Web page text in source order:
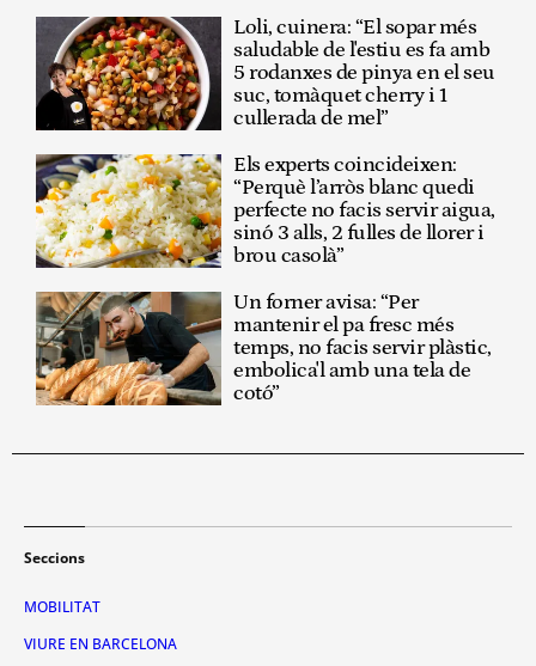
Loli, cuinera: “El sopar més
saludable de l'estiu es fa amb
5 rodanxes de pinya en el seu
suc, tomàquet cherry i 1
cullerada de mel”
Els experts coincideixen:
“Perquè l’arròs blanc quedi
perfecte no facis servir aigua,
sinó 3 alls, 2 fulles de llorer i
brou casolà”
Un forner avisa: “Per
mantenir el pa fresc més
temps, no facis servir plàstic,
embolica'l amb una tela de
cotó”
Seccions
MOBILITAT
VIURE EN BARCELONA